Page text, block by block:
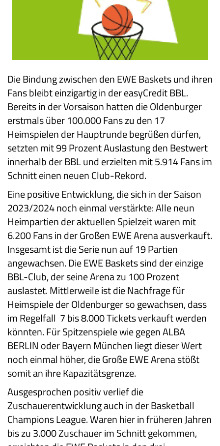
Die Bindung zwischen den EWE Baskets und ihren
Fans bleibt einzigartig in der easyCredit BBL.
Bereits in der Vorsaison hatten die Oldenburger
erstmals über 100.000 Fans zu den 17
Heimspielen der Hauptrunde begrüßen dürfen,
setzten mit 99 Prozent Auslastung den Bestwert
innerhalb der BBL und erzielten mit 5.914 Fans im
Schnitt einen neuen Club-Rekord.
Eine positive Entwicklung, die sich in der Saison
2023/2024 noch einmal verstärkte: Alle neun
Heimpartien der aktuellen Spielzeit waren mit
6.200 Fans in der Großen EWE Arena ausverkauft.
Insgesamt ist die Serie nun auf 19 Partien
angewachsen. Die EWE Baskets sind der einzige
BBL-Club, der seine Arena zu 100 Prozent
auslastet. Mittlerweile ist die Nachfrage für
Heimspiele der Oldenburger so gewachsen, dass
im Regelfall 7 bis 8.000 Tickets verkauft werden
könnten. Für Spitzenspiele wie gegen ALBA
BERLIN oder Bayern München liegt dieser Wert
noch einmal höher, die Große EWE Arena stößt
somit an ihre Kapazitätsgrenze.
Ausgesprochen positiv verlief die
Zuschauerentwicklung auch in der Basketball
Champions League. Waren hier in früheren Jahren
bis zu 3.000 Zuschauer im Schnitt gekommen,